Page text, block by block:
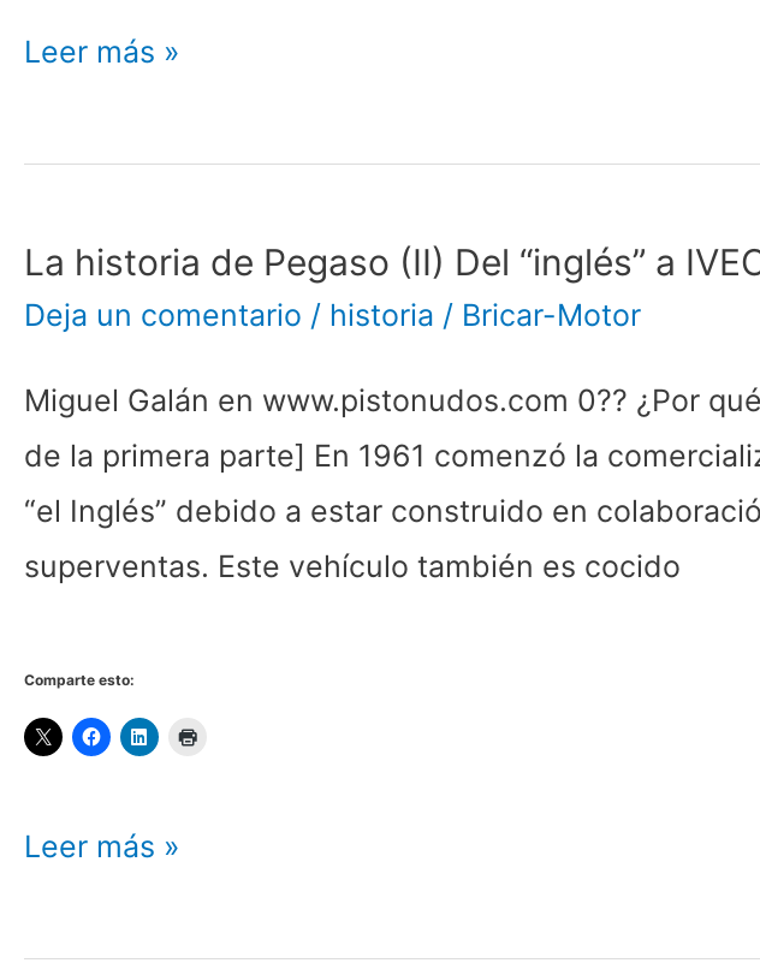
taller
Leer más »
La historia de Pegaso (II) Del “inglés” a
Deja un comentario / historia / Bricar-Motor
Miguel Galán en www.pistonudos.com 0?? ¿Por
de la primera parte] En 1961 comenzó la
“el Inglés” debido a estar construido en
superventas. Este vehículo también es cocido
Comparte esto:
La
historia
IVECO
Leer más »